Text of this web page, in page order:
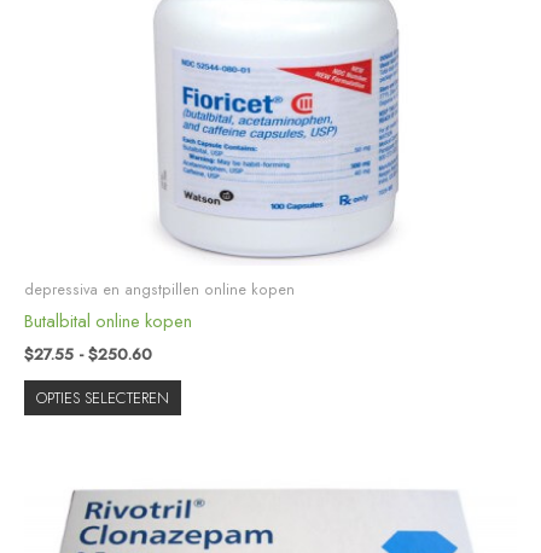
depressiva en angstpillen online kopen
Butalbital online kopen
$27.55 - $250.60
OPTIES SELECTEREN
Deze
optie
kan
gekozen
worden
op
productpagina
$51.30
tot
$535.60
product
heeft